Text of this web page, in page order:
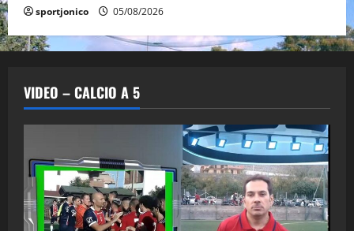
sportjonico 05/08/2026
VIDEO – CALCIO A 5